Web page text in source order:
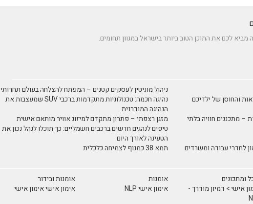
ניהול מוניטין לעסקים קטנים – המפתח להצלחה בעולם תחרותי
והחוסן של ילדיכם
נהיגה חכמה: טכנולוגיות מתקדמות ברכבי SUV שמעצבות את
הנהיגה המודרנית
– מתכננים חוויה בלתי
מזגן רצפתי – פתרון מתקדם למיזוג אוויר מותאם אישית
טיפים לנהגים חדשים ברכבים חשמליים: כך תוכלו לנהל נכון את
הטעינה לאורך היום
לחדרי עבודה ומשרדים
תמא 38 כמנוף לצמיחה כלכלית
ומתכונים אומנות אומנות ובידור
אישי > דמיון מודרך -
אימון אישי NLP אימון אישי אימון אישי